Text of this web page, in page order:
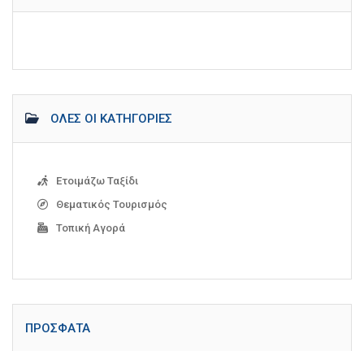
ΌΛΕΣ ΟΙ ΚΑΤΗΓΟΡΊΕΣ
Ετοιμάζω Ταξίδι
Θεματικός Τουρισμός
Τοπική Αγορά
ΠΡΌΣΦΑΤΑ